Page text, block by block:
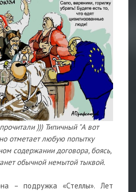
))) Типичный "А вот
отметает любую попытку
содержании договора, боясь,
обычной немытой тыквой.
– подружка «Стеллы». Лет